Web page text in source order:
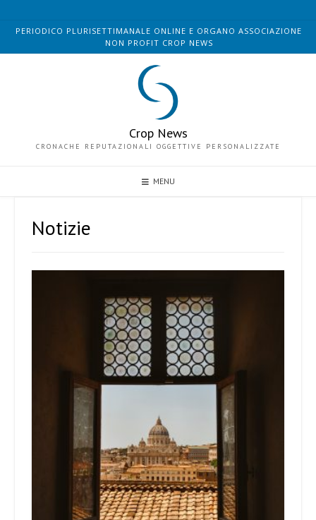
PERIODICO PLURISETTIMANALE ONLINE E ORGANO ASSOCIAZIONE
NON PROFIT CROP NEWS
Crop News
CRONACHE REPUTAZIONALI OGGETTIVE PERSONALIZZATE
MENU
Notizie